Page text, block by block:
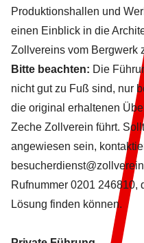
Produktionshallen und
einen Einblick in die
Zollvereins vom Bergwerk
Bitte beachten: Die
nicht gut zu Fuß sind, nur
die original erhaltenen
Zeche Zollverein führt.
angewiesen sein,
Rufnummer 0201 246810,
Lösung finden können.